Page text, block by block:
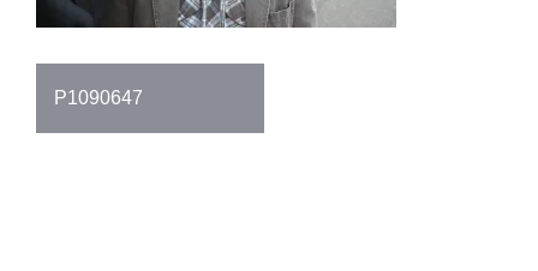
Bejegyzés
navigáció
P1090647